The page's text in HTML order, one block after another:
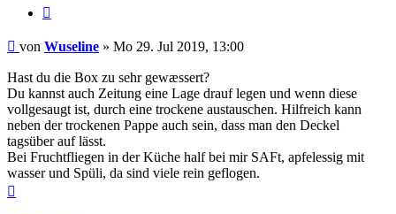
Beitrag
von Wuseline » Mo 29. Jul 2019, 13:00
Hast du die Box zu sehr gewæssert?
Du kannst auch Zeitung eine Lage drauf legen und wenn diese
vollgesaugt ist, durch eine trockene austauschen. Hilfreich kann
neben der trockenen Pappe auch sein, dass man den Deckel
tagsüber auf lässt.
Bei Fruchtfliegen in der Küche half bei mir SAFt, apfelessig mit
wasser und Spüli, da sind viele rein geflogen.